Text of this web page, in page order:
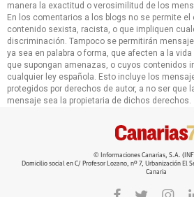
manera la exactitud o verosimilitud de los
En los comentarios a los blogs no se permite
contenido sexista, racista, o que impliquen
discriminación. Tampoco se permitirán
ya sea en palabra o forma, que afecten a la
que supongan amenazas, o cuyos contenidos
cualquier ley española. Esto incluye los
protegidos por derechos de autor, a no ser que
mensaje sea la propietaria de dichos derechos.
© Informaciones Canarias, S.A.
Domicilio social en C/ Profesor Lozano, nº 7, Urbanización El
Canaria